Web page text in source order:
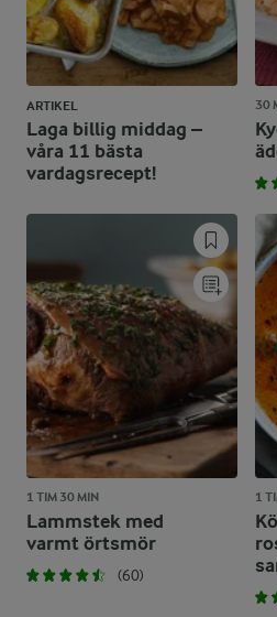
ARTIKEL
Laga billig middag –
våra 11 bästa
vardagsrecept!
30
1 TIM 30 MIN
Lammstek med
varmt örtsmör
(60)
1